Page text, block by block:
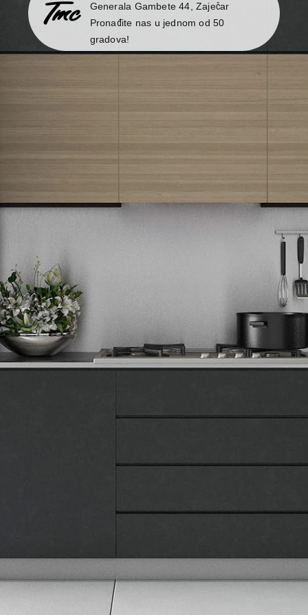
Generala Gambete 44, Zaječar
Pronađite nas u jednom od 50
gradova!
Tehnomedia
O nama
Naše prodavnice
Pravila privatnosti
Česta postavljana pitanja
Korisnički servis
specijalne i ekskluzivne ponude.